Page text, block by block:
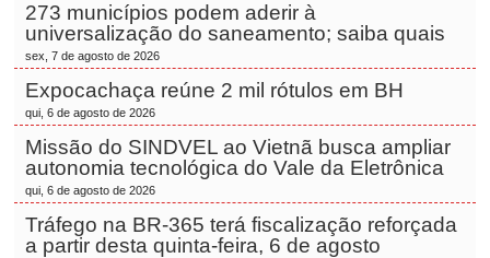
273 municípios podem aderir à
universalização do saneamento; saiba quais
sex, 7 de agosto de 2026
Expocachaça reúne 2 mil rótulos em BH
qui, 6 de agosto de 2026
Missão do SINDVEL ao Vietnã busca ampliar
autonomia tecnológica do Vale da Eletrônica
qui, 6 de agosto de 2026
Tráfego na BR-365 terá fiscalização reforçada
a partir desta quinta-feira, 6 de agosto